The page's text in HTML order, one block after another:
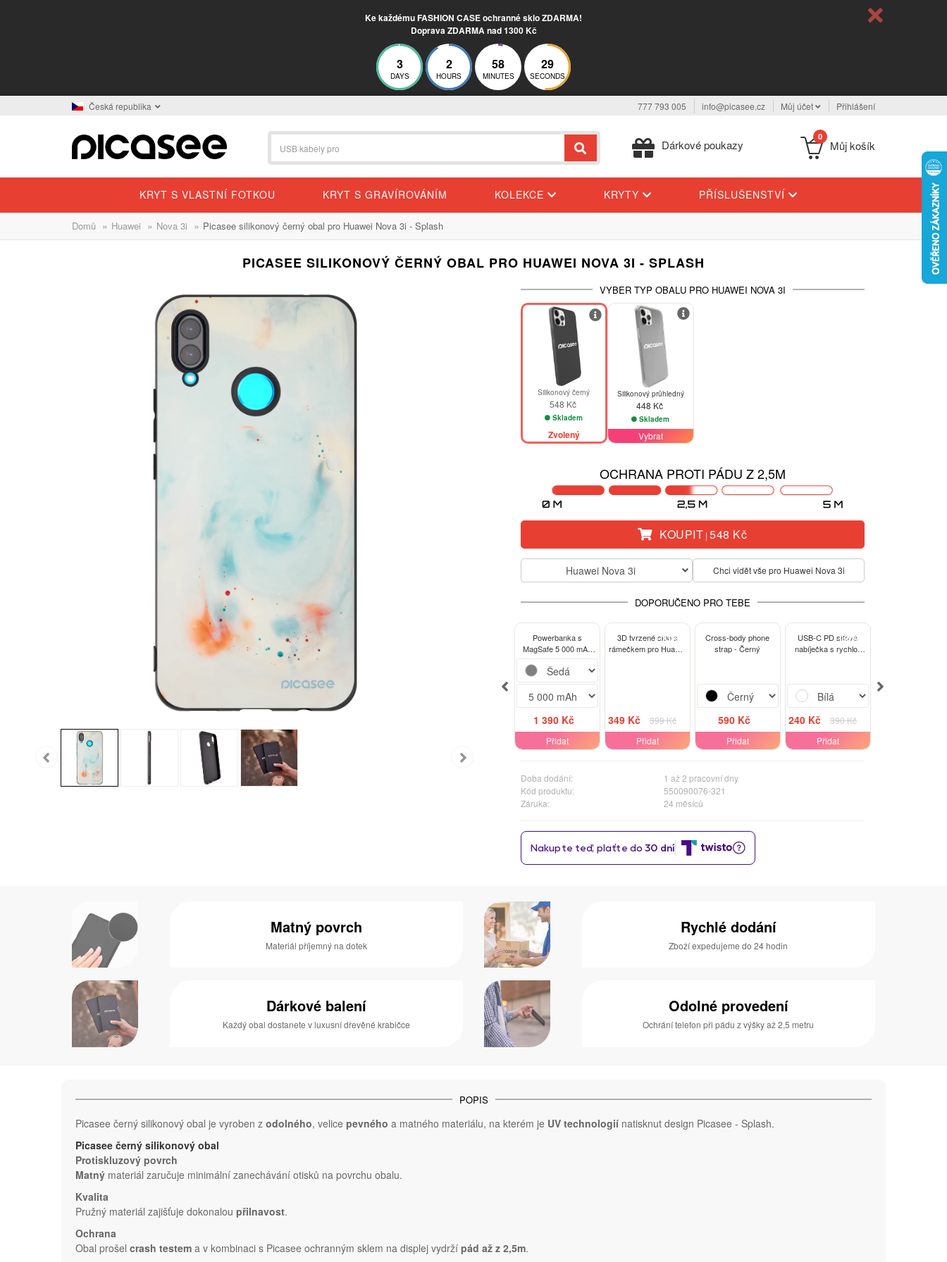
Ke každému FASHION CASE ochranné sklo ZDARMA!
Doprava ZDARMA nad 1300 Kč
3
DAYS
2
HOURS
58
MINUTES
29
SECONDS
Česká republika 777 793 005 info@picasee.cz Můj účet Přihlášení
Dárkové poukazy
0
Můj košík
KRYT S VLASTNÍ FOTKOU KRYT S GRAVÍROVÁNÍM KOLEKCE KRYTY PŘÍSLUŠENSTVÍ
Domů » Huawei » Nova 3i » Picasee silikonový černý obal pro Huawei Nova 3i - Splash
PICASEE SILIKONOVÝ ČERNÝ OBAL PRO HUAWEI NOVA 3I - SPLASH
VYBER TYP OBALU PRO HUAWEI NOVA 3I
Silikonový černý
548 Kč
Skladem
Zvolený
Silikonový průhledný
448 Kč
Skladem
Vybrat
OCHRANA PROTI PÁDU Z 2,5M
KOUPIT |548 Kč
Huawei Nova 3i Chci vidět vše pro Huawei Nova 3i
DOPORUČENO PRO TEBE
Powerbanka s
MagSafe 5 000 mAh
1 390 Kč
Přidat
-13%
3D tvrzené sklo s
rámečkem pro Huawei
349 Kč
399 Kč
Přidat
Cross-body phone
strap - Černý
590 Kč
Přidat
-38%
USB-C PD síťová
nabíječka s rychlo-
240 Kč
390 Kč
Přidat
Doba dodání:
1 až 2 pracovní dny
Kód produktu:
550090076-321
Záruka:
24 měsíců
Matný povrch
Materiál příjemný na dotek
Rychlé dodání
Zboží expedujeme do 24 hodin
Dárkové balení
Každý obal dostanete v luxusní dřevěné krabičce
Odolné provedení
Ochrání telefon při pádu z výšky až 2,5 metru
POPIS
Picasee černý silikonový obal je vyroben z odolného, velice pevného a matného materiálu, na kterém je UV technologií natisknut design Picasee - Splash.
Picasee černý silikonový obal
Protiskluzový povrch
Matný materiál zaručuje minimální zanechávání otisků na povrchu obalu.
Kvalita
Pružný materiál zajišťuje dokonalou přilnavost.
Ochrana
Obal prošel crash testem a v kombinaci s Picasee ochranným sklem na displej vydrží pád až z 2,5m.